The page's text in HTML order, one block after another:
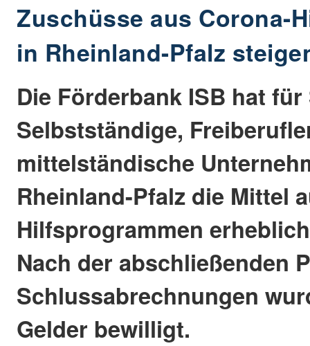
Zuschüsse aus Corona-
in Rheinland-Pfalz
Die Förderbank ISB hat
Selbstständige,
mittelständische
Rheinland-Pfalz die Mittel
Hilfsprogrammen
Nach der abschließenden
Schlussabrechnungen
Gelder bewilligt.